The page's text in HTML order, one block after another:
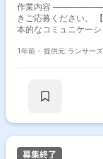
作業内容
きご応募ください。 【必須要件】 ・20代後半～40代の方、活躍中！ ・基
本的なコミュニケー
（副業不可） ・エンジ
在オンプレで稼働し
データ管理サービス
1年前・ 提供元: ランサー